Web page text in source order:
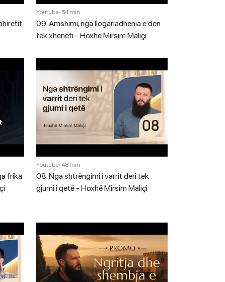
Youtube• 54 min
09. Amshimi, nga llogariadhënia e deri
tek xheneti - Hoxhë Mirsim Maliçi
frika
Youtube• 48 min
08. Nga shtrëngimi i varrit deri tek
gjumi i qetë - Hoxhë Mirsim Maliçi